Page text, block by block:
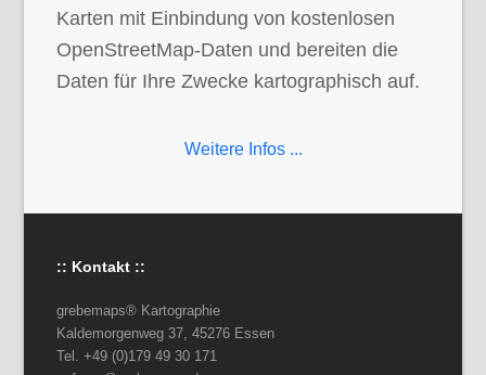
Karten mit Einbindung von kostenlosen
OpenStreetMap-Daten und bereiten die
Daten für Ihre Zwecke kartographisch auf.
Weitere Infos ...
:: Kontakt ::
grebemaps® Kartographie
Kaldemorgenweg 37, 45276 Essen
Tel. +49 (0)179 49 30 171